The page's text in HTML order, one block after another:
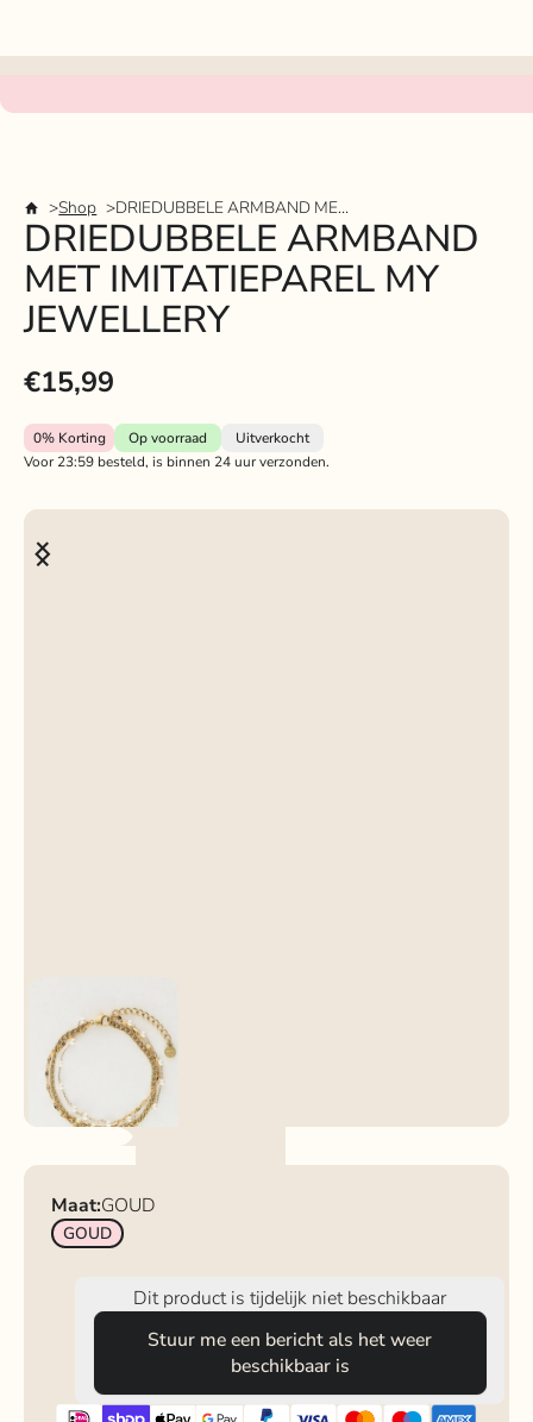
Shop DRIEDUBBELE ARMBAND MET IMITATIEPAREL MY JEWELLERY
DRIEDUBBELE ARMBAND
MET IMITATIEPAREL MY
JEWELLERY
€15,99
0%Korting Op voorraad
Uitverkocht
Voor 23:59 besteld, is binnen 24 uur verzonden.
Maat:GOUD
GOUD
Dit product is tijdelijk niet beschikbaar
Stuur me een bericht als het weer
beschikbaar is